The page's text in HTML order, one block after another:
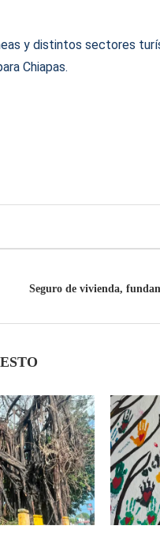
y distintos sectores
Chiapas.
Seguro de vivienda,